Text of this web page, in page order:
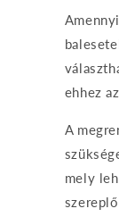
ehhez
A
mely